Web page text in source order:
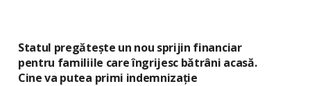
Statul pregătește un nou sprijin financiar
pentru familiile care îngrijesc bătrâni acasă.
Cine va putea primi indemnizație